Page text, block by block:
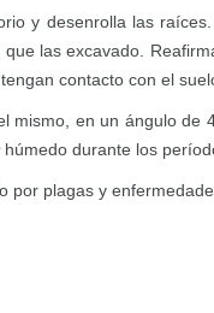
y desenrolla las
las excavado.
contacto con el
mismo, en un ángulo de
húmedo durante los
por plagas y